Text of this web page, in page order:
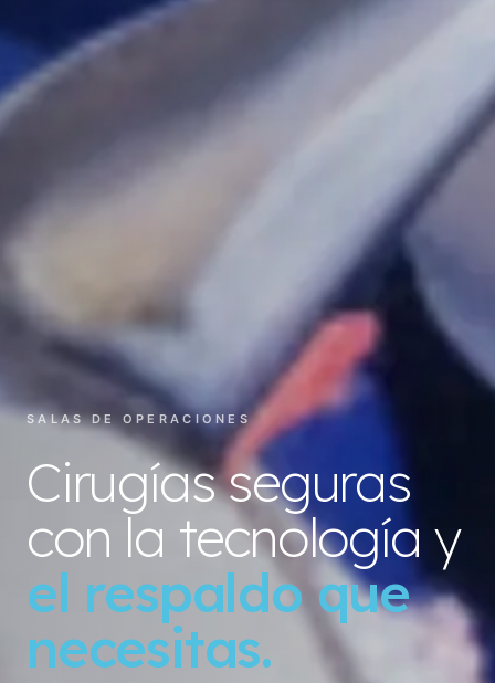
SALAS DE OPERACIONES
Cirugías seguras
con la tecnología y
el respaldo que
necesitas.